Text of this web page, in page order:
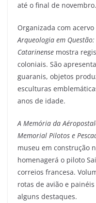
até o final de novembro.
Organizada com
Arqueologia em
Catarinense mostra
coloniais. São
guaranis, objetos
esculturas
anos de idade.
A Memória da
Memorial Pilotos e
museu em construção
homenagerá o piloto
correios francesa.
rotas de avião e
alguns destaques.